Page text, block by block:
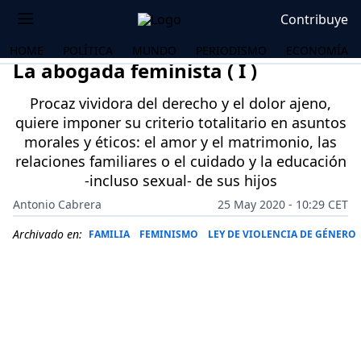
Contribuye
HOME POLÍTICA MUNDO PERIODISMO ECONOMÍA
La abogada feminista ( I )
Procaz vividora del derecho y el dolor ajeno,
quiere imponer su criterio totalitario en asuntos
morales y éticos: el amor y el matrimonio, las
relaciones familiares o el cuidado y la educación
-incluso sexual- de sus hijos
Antonio Cabrera
25 May 2020 - 10:29 CET
Archivado en: FAMILIA FEMINISMO LEY DE VIOLENCIA DE GÉNERO